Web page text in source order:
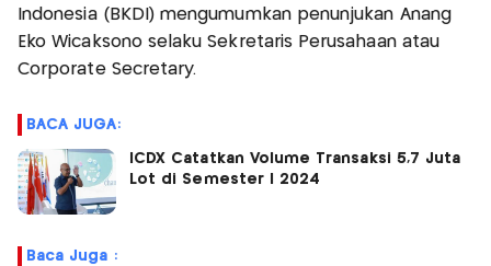
Indonesia (BKDI) mengumumkan penunjukan Anang
Eko Wicaksono selaku Sekretaris Perusahaan atau
Corporate Secretary.
BACA JUGA:
ICDX Catatkan Volume Transaksi 5,7 Juta
Lot di Semester I 2024
Baca Juga :